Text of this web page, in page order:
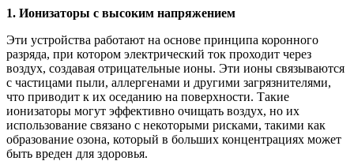
1. Ионизаторы с высоким напряжением
Эти устройства работают на основе принципа коронного
разряда, при котором электрический ток проходит через
воздух, создавая отрицательные ионы. Эти ионы связываются
с частицами пыли, аллергенами и другими загрязнителями,
что приводит к их оседанию на поверхности. Такие
ионизаторы могут эффективно очищать воздух, но их
использование связано с некоторыми рисками, такими как
образование озона, который в больших концентрациях может
быть вреден для здоровья.